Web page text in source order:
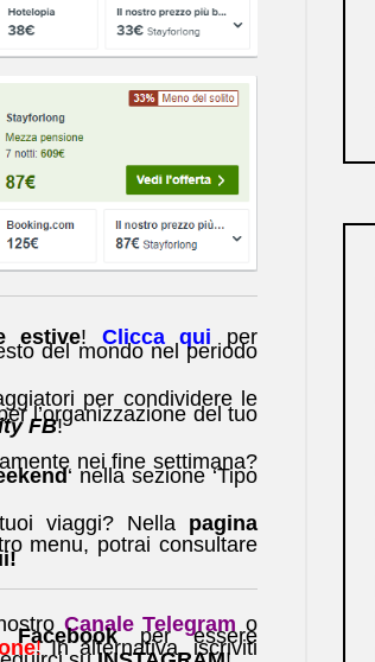
estive! Clicca qui per
del mondo nel periodo
per condividere le
l’organizzazione del tuo
FB!
nei fine settimana?
‘ nella sezione ‘Tipo
viaggi? Nella
pagina
menu, potrai consultare
Canale Telegram o
per essere
!In alternativa, iscriviti